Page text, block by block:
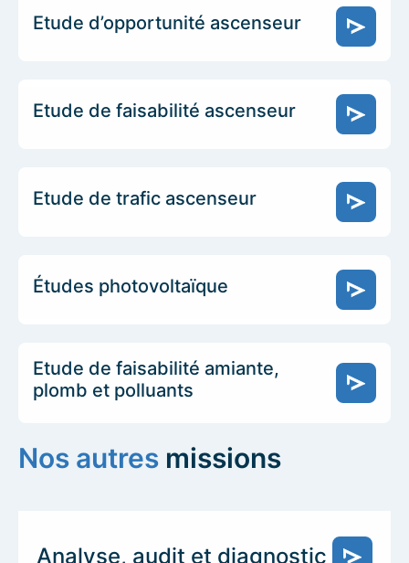
Etude d’opportunité ascenseur
Etude de faisabilité ascenseur
Etude de trafic ascenseur
Études photovoltaïque
Etude de faisabilité amiante,
plomb et polluants
Nos autres missions
Analyse, audit et diagnostic